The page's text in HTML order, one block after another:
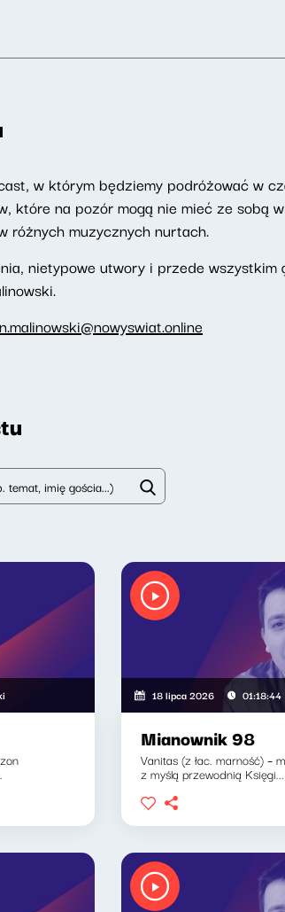
w którym będziemy podróżować w
które na pozór mogą nie mieć ze sobą
różnych muzycznych nurtach.
nietypowe utwory i przede
18 lipca 2026 01:18:44
Mianownik 98
Vanitas (z łac. marność) –
z myślą przewodnią Księgi...